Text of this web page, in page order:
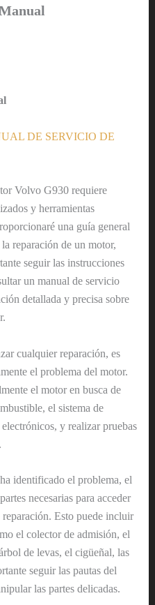
DE SERVICIO DE
Volvo G930 requiere
y herramientas
una guía general
reparación de un motor,
seguir las instrucciones
un manual de servicio
detallada y precisa sobre
cualquier reparación, es
el problema del motor.
el motor en busca de
el sistema de
y realizar pruebas
identificado el problema, el
necesarias para acceder
Esto puede incluir
el colector de admisión, el
de levas, el cigüeñal, las
seguir las pautas del
las partes delicadas.